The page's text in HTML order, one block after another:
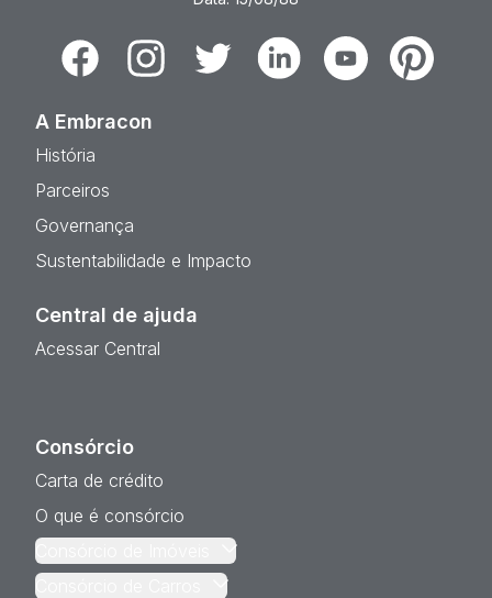
FacebookInstagramTwitter LinkedinYoutubePinterest
A Embracon
História
Parceiros
Governança
Sustentabilidade e Impacto
Central de ajuda
Acessar Central
Consórcio
Carta de crédito
O que é consórcio
Consórcio de Imóveis
Consórcio de Carros